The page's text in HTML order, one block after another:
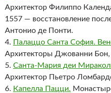
Архитектор Филиппо
1557 — восстановление
Антонио де Понти.
4. Палаццо Санта София.
Архитекторы Джованни Бон,
5. Санта-Мария деи
Архитектор Пьетро
6. Капелла Пацци.